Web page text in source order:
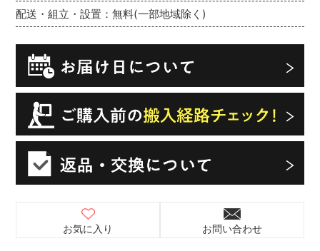
配送・組立・設置：無料(一部地域除く)
お気に入り お問い合わせ